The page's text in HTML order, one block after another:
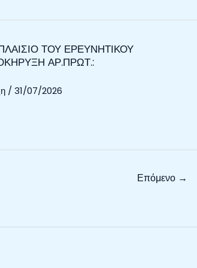
ΤΟΥ ΕΡΕΥΝΗΤΙΚΟΥ
ΑΡ.ΠΡΩΤ.:
/31/07/2026
Επόμενο →